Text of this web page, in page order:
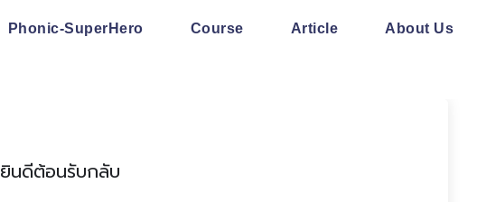
Phonic-SuperHero Course Article About Us
ยินดีต้อนรับกลับ